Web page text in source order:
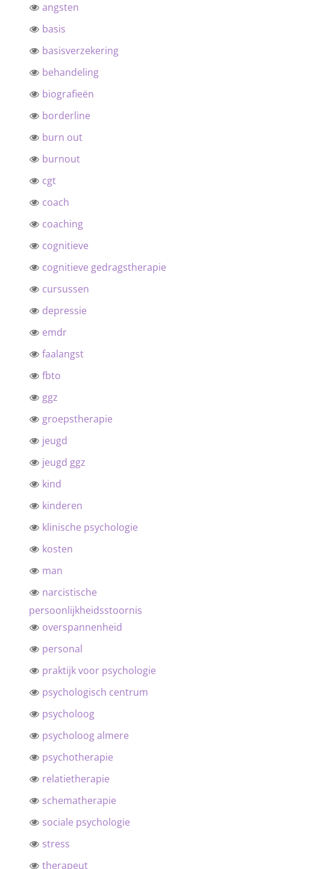
angsten
basis
basisverzekering
behandeling
biografieën
borderline
burn out
burnout
cgt
coach
coaching
cognitieve
cognitieve gedragstherapie
cursussen
depressie
emdr
faalangst
fbto
ggz
groepstherapie
jeugd
jeugd ggz
kind
kinderen
klinische psychologie
kosten
man
narcistische
persoonlijkheidsstoornis
overspannenheid
personal
praktijk voor psychologie
psychologisch centrum
psycholoog
psycholoog almere
psychotherapie
relatietherapie
schematherapie
sociale psychologie
stress
therapeut